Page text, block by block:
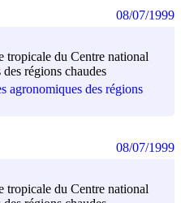
tropicale du Centre national
régions chaudes
agronomiques des régions
08/07/1999
tropicale du Centre national
08/07/1999